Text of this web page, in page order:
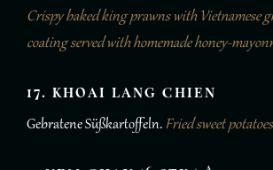
Crispy baked king prawns with Vietnamese
coating served with homemade honey-
17. KHOAI LANG CHIEN
Gebratene Süßkartoffeln. Fried sweet potatoes